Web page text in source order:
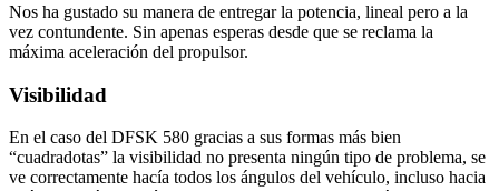
Nos ha gustado su manera de entregar la potencia, lineal pero a la
vez contundente. Sin apenas esperas desde que se reclama la
máxima aceleración del propulsor.
Visibilidad
En el caso del DFSK 580 gracias a sus formas más bien
“cuadradotas” la visibilidad no presenta ningún tipo de problema, se
ve correctamente hacía todos los ángulos del vehículo, incluso hacia